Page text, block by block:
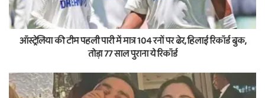
ऑस्ट्रेलिया की टीम पहली पारी में मात्र 104 रनों पर ढेर, हिलाई रिकॉर्ड बुक,
तोड़ा 77 साल पुराना ये रिकॉर्ड